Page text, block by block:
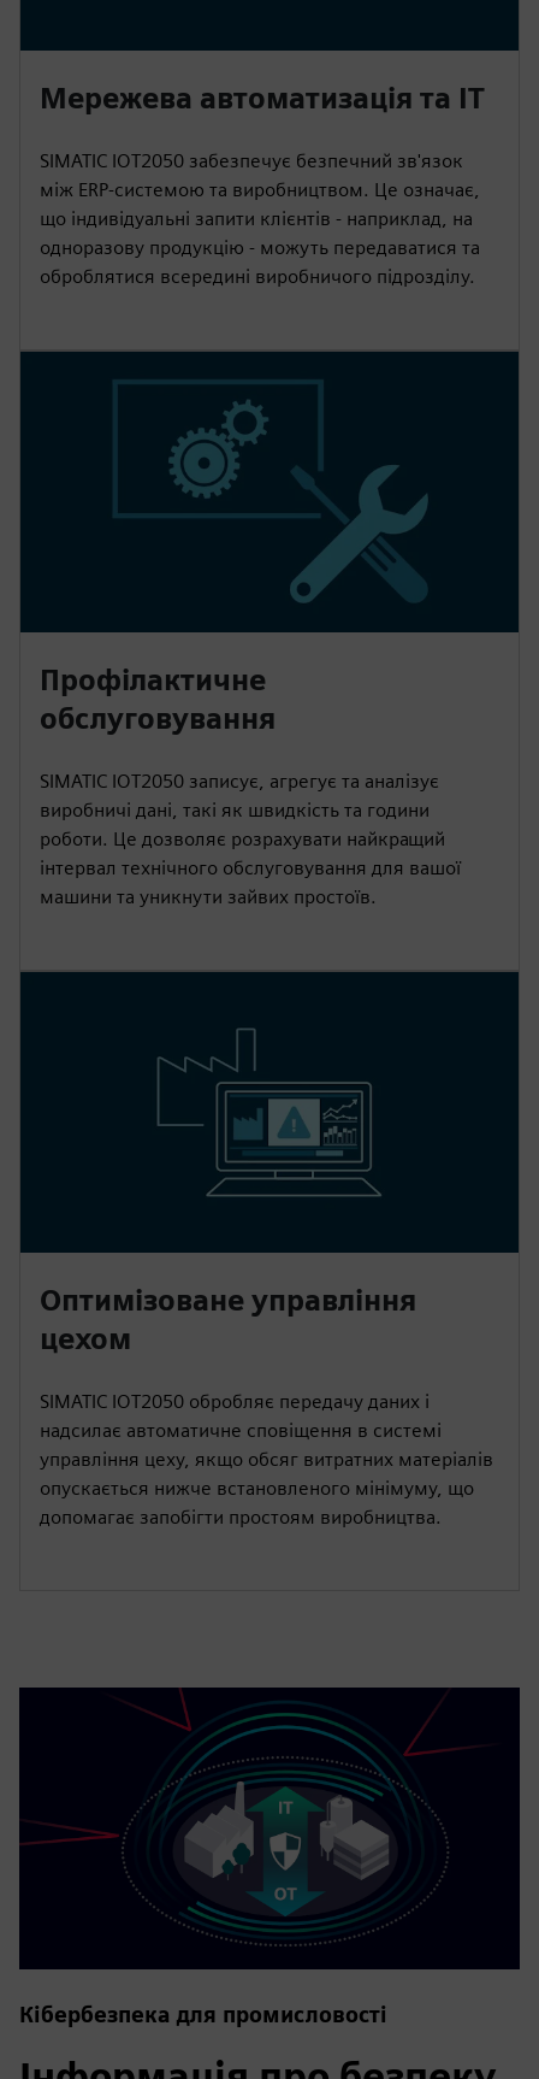
Мережева автоматизація та ІТ
SIMATIC IOT2050 забезпечує безпечний зв'язок
між ERP-системою та виробництвом. Це означає,
що індивідуальні запити клієнтів - наприклад, на
одноразову продукцію - можуть передаватися та
оброблятися всередині виробничого підрозділу.
Профілактичне
обслуговування
SIMATIC IOT2050 записує, агрегує та аналізує
виробничі дані, такі як швидкість та години
роботи. Це дозволяє розрахувати найкращий
інтервал технічного обслуговування для вашої
машини та уникнути зайвих простоїв.
Оптимізоване управління
цехом
SIMATIC IOT2050 обробляє передачу даних і
надсилає автоматичне сповіщення в системі
управління цеху, якщо обсяг витратних матеріалів
опускається нижче встановленого мінімуму, що
допомагає запобігти простоям виробництва.
Кібербезпека для промисловості